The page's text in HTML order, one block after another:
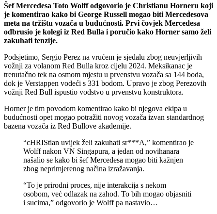
Šef Mercedesa Toto Wolff odgovorio je Christianu Horneru koji
je komentirao kako bi George Russell mogao biti Mercedesova
meta na tržištu vozača u budućnosti. Prvi čovjek Mercedesa
odbrusio je kolegi iz Red Bulla i poručio kako Horner samo želi
zakuhati tenzije.
Podsjetimo, Sergio Perez na vrućem je sjedalu zbog neuvjerljivih
vožnji za volanom Red Bulla kroz cijelu 2024. Meksikanac je
trenutačno tek na osmom mjestu u prvenstvu vozača sa 144 boda,
dok je Verstappen vodeći s 331 bodom. Upravo je zbog Perezovih
vožnji Red Bull ispustio vodstvo u prvenstvu konstruktora.
Horner je tim povodom komentirao kako bi njegova ekipa u
budućnosti opet mogao potražiti novog vozača izvan standardnog
bazena vozača iz Red Bullove akademije.
“cHRIStian uvijek želi zakuhati sr***A,” komentirao je
Wolff nakon VN Singapura, a jedan od novihanara
našalio se kako bi šef Mercedesa mogao biti kažnjen
zbog neprimjerenog načina izražavanja.
“To je prirodni proces, nije interakcija s nekom
osobom, već odlazak na zahod. To bih mogao objasniti
i sucima,” odgovorio je Wolff pa nastavio…